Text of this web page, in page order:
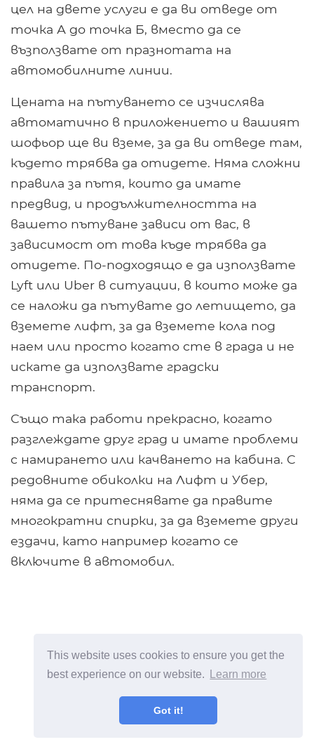
This website uses cookies to ensure you get the
best experience on our website.
Learn more
Got it!
цел на двете услуги е да ви отведе от
точка А до точка Б, вместо да се
възползвате от празнотата на
автомобилните линии.
Цената на пътуването се изчислява
автоматично в приложението и вашият
шофьор ще ви вземе, за да ви отведе там,
където трябва да отидете. Няма сложни
правила за пътя, които да имате
предвид, и продължителността на
вашето пътуване зависи от вас, в
зависимост от това къде трябва да
отидете. По-подходящо е да използвате
Lyft или Uber в ситуации, в които може да
се наложи да пътувате до летището, да
вземете лифт, за да вземете кола под
наем или просто когато сте в града и не
искате да използвате градски
транспорт.
Също така работи прекрасно, когато
разглеждате друг град и имате проблеми
с намирането или качването на кабина. С
редовните обиколки на Лифт и Убер,
няма да се притеснявате да правите
многократни спирки, за да вземете други
ездачи, като например когато се
включите в автомобил.